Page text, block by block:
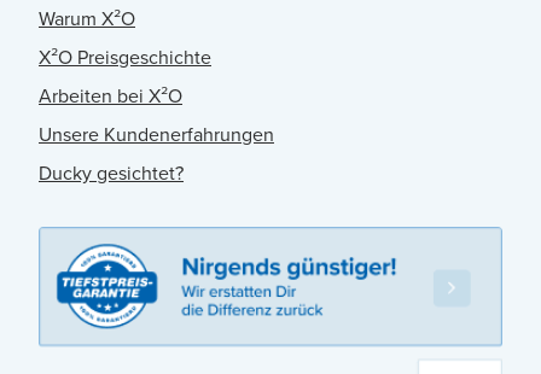
Warum X²O
X²O Preisgeschichte
Arbeiten bei X²O
Unsere Kundenerfahrungen
Ducky gesichtet?